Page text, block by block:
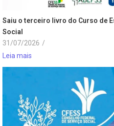
Saiu o terceiro livro do Curso de
Social
31/07/2026 /
Leia mais